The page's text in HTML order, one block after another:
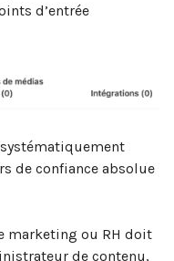
d’entrée
de confiance absolue
marketing ou RH doit
de contenu,